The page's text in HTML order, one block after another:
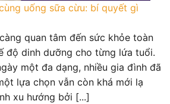
uống sữa cừu: bí quyết gì
quan tâm đến sức khỏe toàn
độ dinh dưỡng cho từng lứa tuổi.
một đa dạng, nhiều gia đình đã
lựa chọn vẫn còn khá mới lạ
xu hướng bởi [...]